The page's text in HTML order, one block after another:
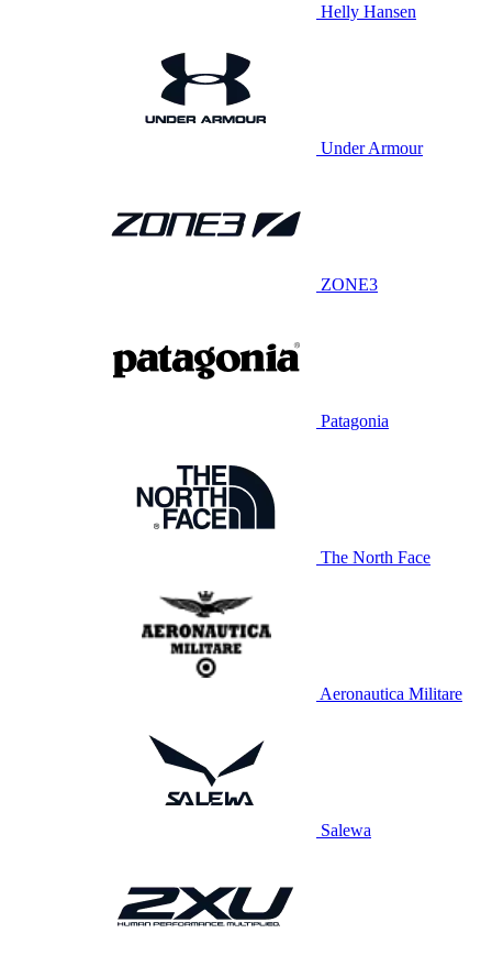
Helly Hansen
Under Armour
ZONE3
Patagonia
The North Face
Aeronautica Militare
Salewa